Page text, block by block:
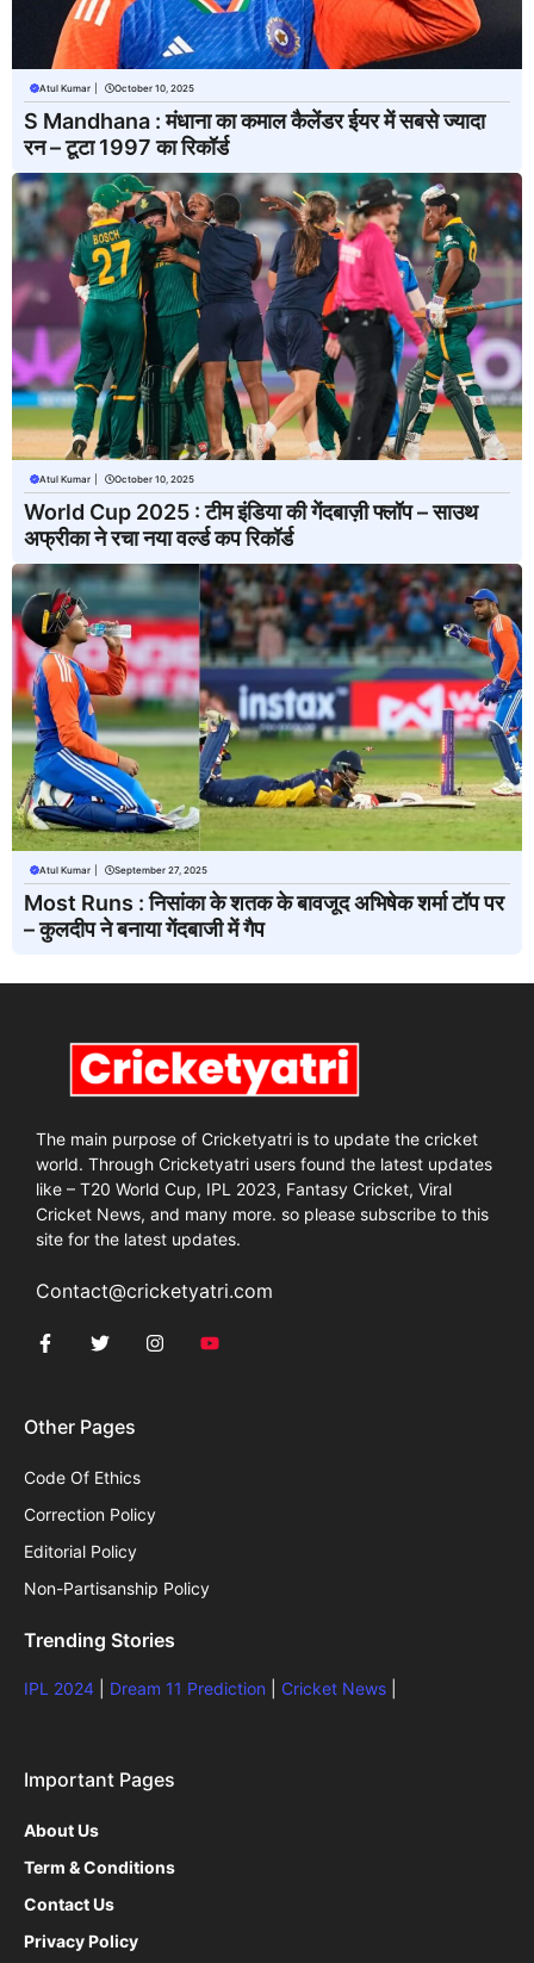
Atul Kumar October 10, 2025
S Mandhana : मंधाना का कमाल कैलेंडर ईयर में सबसे ज्यादा
रन – टूटा 1997 का रिकॉर्ड
Atul Kumar October 10, 2025
World Cup 2025 : टीम इंडिया की गेंदबाज़ी फ्लॉप – साउथ
अफ्रीका ने रचा नया वर्ल्ड कप रिकॉर्ड
Atul Kumar September 27, 2025
Most Runs : निसांका के शतक के बावजूद अभिषेक शर्मा टॉप पर
– कुलदीप ने बनाया गेंदबाजी में गैप
The main purpose of Cricketyatri is to update the cricket
world. Through Cricketyatri users found the latest updates
like – T20 World Cup, IPL 2023, Fantasy Cricket, Viral
Cricket News, and many more. so please subscribe to this
site for the latest updates.
Contact@cricketyatri.com
Other Pages
Code Of Ethics
Correction Policy
Editorial Policy
Non-Partisanship Policy
Trending Stories
IPL 2024 Dream 11 Prediction Cricket News
Important Pages
About Us
Term & Conditions
Contact Us
Privacy Policy